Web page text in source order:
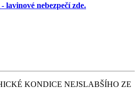
- lavinové nebezpečí zde.
KONDICE NEJSLABŠÍHO ZE